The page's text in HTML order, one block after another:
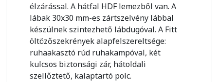
élzárással. A hátfal HDF lemezből van. A
lábak 30x30 mm-es zártszelvény lábbal
készülnek szintezhető lábdugóval. A Fitt
öltözőszekrények alapfelszereltsége:
ruhaakasztó rúd ruhakampóval, két
kulcsos biztonsági zár, hátoldali
szellőztető, kalaptartó polc.